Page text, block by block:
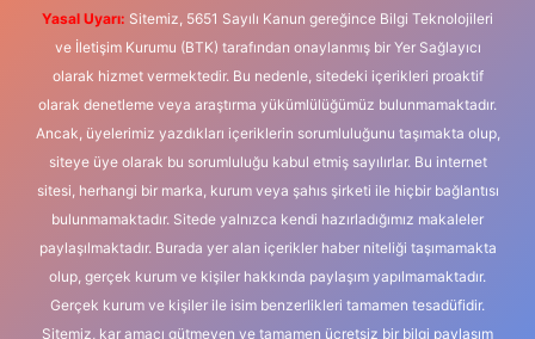
Yasal Uyarı: Sitemiz, 5651 Sayılı Kanun gereğince Bilgi Teknolojileri
ve İletişim Kurumu (BTK) tarafından onaylanmış bir Yer Sağlayıcı
olarak hizmet vermektedir. Bu nedenle, sitedeki içerikleri proaktif
olarak denetleme veya araştırma yükümlülüğümüz bulunmamaktadır.
Ancak, üyelerimiz yazdıkları içeriklerin sorumluluğunu taşımakta olup,
siteye üye olarak bu sorumluluğu kabul etmiş sayılırlar. Bu internet
sitesi, herhangi bir marka, kurum veya şahıs şirketi ile hiçbir bağlantısı
bulunmamaktadır. Sitede yalnızca kendi hazırladığımız makaleler
paylaşılmaktadır. Burada yer alan içerikler haber niteliği taşımamakta
olup, gerçek kurum ve kişiler hakkında paylaşım yapılmamaktadır.
Gerçek kurum ve kişiler ile isim benzerlikleri tamamen tesadüfidir.
Sitemiz, kar amacı gütmeyen ve tamamen ücretsiz bir bilgi paylaşım